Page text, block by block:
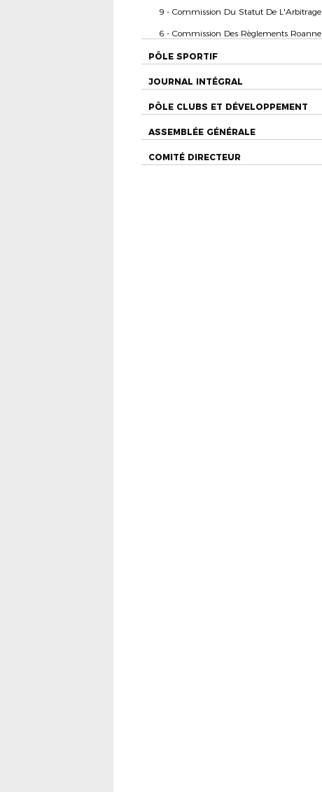
9 - Commission Du Statut De L'Arbitrage
6 - Commission Des Règlements Roanne
PÔLE SPORTIF
JOURNAL INTÉGRAL
PÔLE CLUBS ET DÉVELOPPEMENT
ASSEMBLÉE GÉNÉRALE
COMITÉ DIRECTEUR